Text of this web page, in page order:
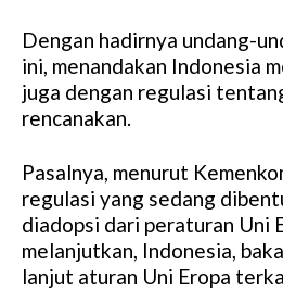
Dengan hadirnya undang-
ini, menandakan Indonesia
juga dengan regulasi
rencanakan.
Pasalnya, menurut
regulasi yang sedang
diadopsi dari peraturan Uni
melanjutkan, Indonesia,
lanjut aturan Uni Eropa